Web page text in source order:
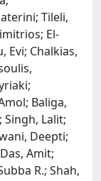
Tileli,
El-
Evi; Chalkias,
Baliga,
Singh, Lalit;
Deepti;
Amit;
R.; Shah,